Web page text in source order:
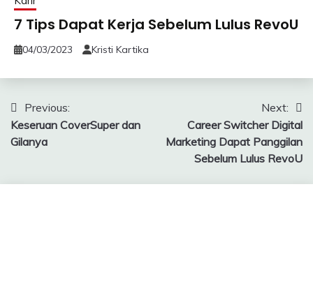
7 Tips Dapat Kerja Sebelum Lulus RevoU
04/03/2023 Kristi Kartika
Navigasi
pos
Previous:
Keseruan CoverSuper dan
Gilanya
Next:
Career Switcher Digital
Marketing Dapat Panggilan
Sebelum Lulus RevoU